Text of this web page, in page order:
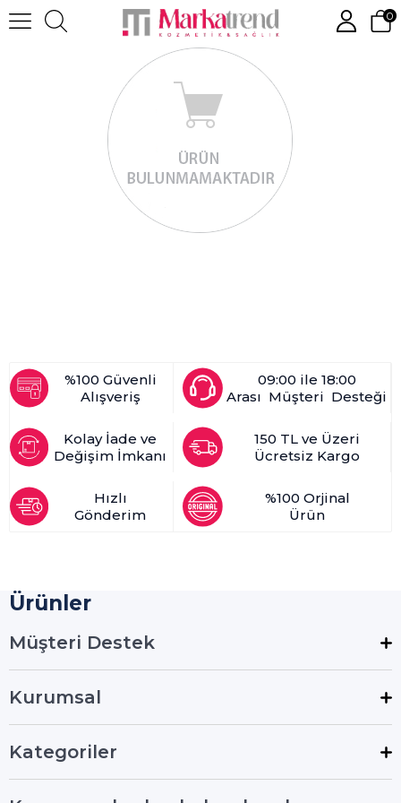
0
%100 Güvenli
Alışveriş
09:00 ile 18:00
Arası Müşteri Desteği
Kolay İade ve
Değişim İmkanı
150 TL ve Üzeri
Ücretsiz Kargo
Hızlı
Gönderim
%100 Orjinal
Ürün
Ürünler
Müşteri Destek
Kurumsal
Kategoriler